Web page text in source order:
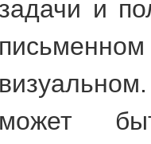
задачи и
может